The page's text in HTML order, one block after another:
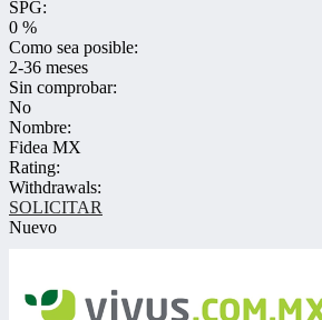
SPG:
0 %
Como sea posible:
2-36 meses
Sin comprobar:
No
Nombre:
Fidea MX
Rating:
Withdrawals:
SOLICITAR
Nuevo